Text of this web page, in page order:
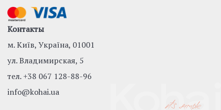
Контакты
м. Київ, Україна, 01001
ул. Владимирская, 5
тел. +38 067 128-88-96
info@kohai.ua